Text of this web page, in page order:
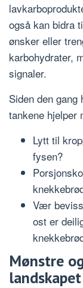
også kan bidra
ønsker eller
karbohydrater,
signaler.
Siden den
tankene hjelper
Lytt til
fysen?
Vær
ost er
Mønstre
landskapet